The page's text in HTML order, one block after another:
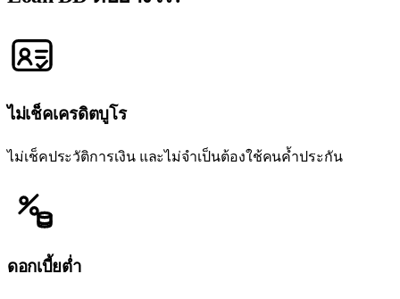
ไม่เช็คเครดิตบูโร
ไม่เช็คประวัติการเงิน และไม่จำเป็นต้องใช้คนค้ำประกัน
ดอกเบี้ยต่ำ